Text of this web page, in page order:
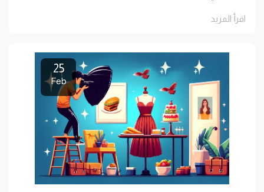
اقرأ المزيد
25
Feb